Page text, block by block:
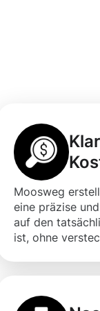
Moosweg
eine präzise
auf den
ist, ohne